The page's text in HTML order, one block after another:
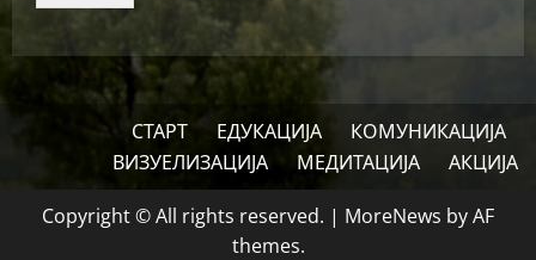
СТАРТ ЕДУКАЦИЈА
КОМУНИКАЦИЈА
ВИЗУЕЛИЗАЦИЈА
МЕДИТАЦИЈА АКЦИЈА
Copyright © All rights reserved. | MoreNews by AF
themes.